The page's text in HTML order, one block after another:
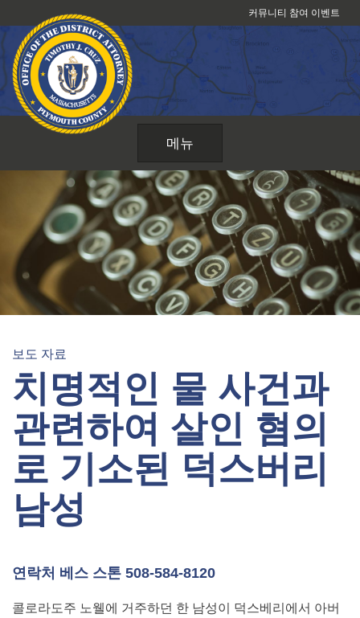
텐
츠
건
커뮤니티 참여 이벤트
메뉴
보도 자료
치명적인 물 사건과
관련하여 살인 혐의
로 기소된 덕스버리
남성
연락처 베스 스톤 508-584-8120
콜로라도주 노웰에 거주하던 한 남성이 덕스베리에서 아버